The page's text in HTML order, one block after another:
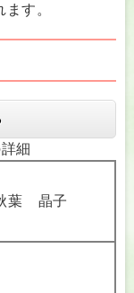
す。
細
葉 晶子